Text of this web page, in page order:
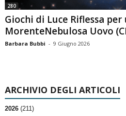
280
Giochi di Luce Riflessa
MorenteNebulosa Uovo
Barbara Bubbi - 9 Giugno 2026
ARCHIVIO DEGLI ARTICOLI
2026 (211)